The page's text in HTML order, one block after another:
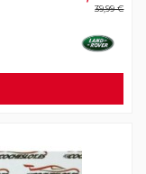
39,99 €